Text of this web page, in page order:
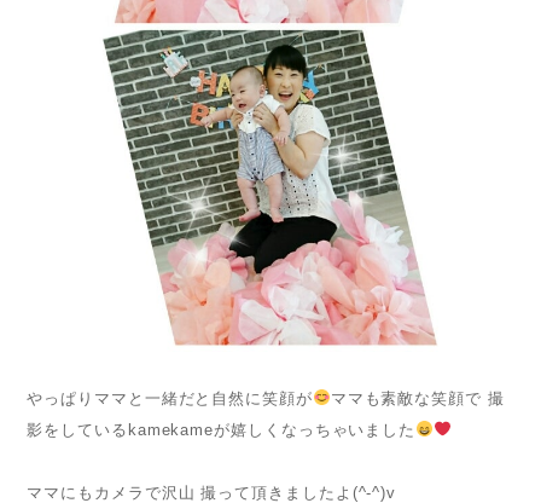
やっぱりママと一緒だと自然に笑顔が
ママも素敵な笑顔で 撮
影をしているkamekameが嬉しくなっちゃいました
ママにもカメラで沢山 撮って頂きましたよ(^-^)v